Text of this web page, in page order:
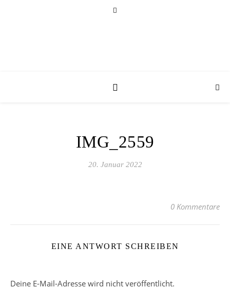
IMG_2559
20. Januar 2022
0 Kommentare
EINE ANTWORT SCHREIBEN
Deine E-Mail-Adresse wird nicht veröffentlicht.